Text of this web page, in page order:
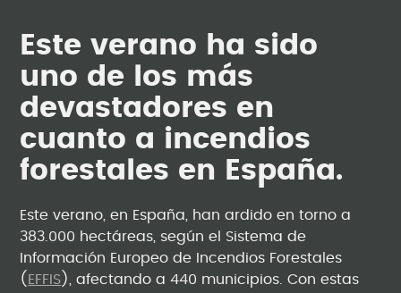
Este verano ha sido
uno de los más
devastadores en
cuanto a incendios
forestales en España.
Este verano, en España, han ardido en torno a
383.000 hectáreas, según el Sistema de
Información Europeo de Incendios Forestales
( EFFIS ), afectando a 440 municipios. Con estas